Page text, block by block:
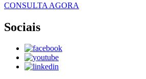
CONSULTA AGORA
Sociais